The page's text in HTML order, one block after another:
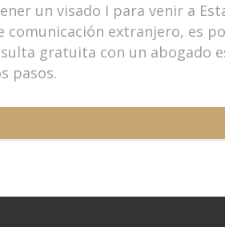
un visado I para venir a
extranjero, es
gratuita con un abogado
pasos.